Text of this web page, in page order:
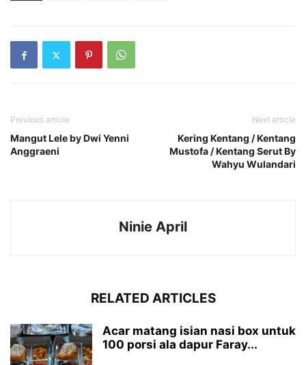
Previous article
Mangut Lele by Dwi Yenni
Anggraeni
Next article
Kering Kentang / Kentang
Mustofa / Kentang Serut By
Wahyu Wulandari
Ninie April
RELATED ARTICLES
Acar matang isian nasi box untuk
100 porsi ala dapur Faray...